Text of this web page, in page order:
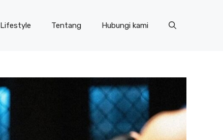
Lifestyle Tentang Hubungi kami